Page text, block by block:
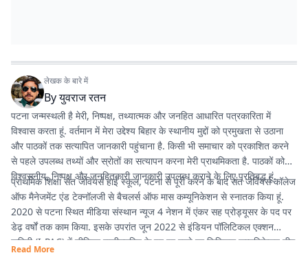
लेखक के बारे में
Byयुवराज रतन
पटना जन्मस्थली है मेरी, निष्पक्ष, तथ्यात्मक और जनहित आधारित पत्रकारिता में
विश्वास करता हूं. वर्तमान में मेरा उद्देश्य बिहार के स्थानीय मुद्दों को प्रमुखता से उठाना
और पाठकों तक सत्यापित जानकारी पहुंचाना है. किसी भी समाचार को प्रकाशित करने
से पहले उपलब्ध तथ्यों और स्रोतों का सत्यापन करना मेरी प्राथमिकता है. पाठकों को
विश्वसनीय, निष्पक्ष और जनहितकारी जानकारी उपलब्ध कराने के लिए प्रतिबद्ध हूं.
प्राथमिक शिक्षा संत जेवियर्स हाई स्कूल, पटना से पूरी करने के बाद संत जेवियर्स कॉलेज
ऑफ मैनेजमेंट एंड टेक्नॉलजी से बैचलर्स ऑफ मास कम्यूनिकेशन से स्नातक किया हूं.
2020 से पटना स्थित मीडिया संस्थान न्यूज 4 नेशन में एंकर सह प्रोड्यूसर के पद पर
डेढ़ वर्षों तक काम किया. इसके उपरांत जून 2022 से इंडियन पॉलिटिकल एक्शन
कमिटी (I-PAC) में सीनियर एग्जीक्यूटिव के पद पर रहते हुए डिजिटल कम्यूनिकेशन टीम
में कार्य करने का मौका मिला. वर्तमान में प्रभात खबर में कंटेंट राइटर के पद पर हूं इसके
Read More